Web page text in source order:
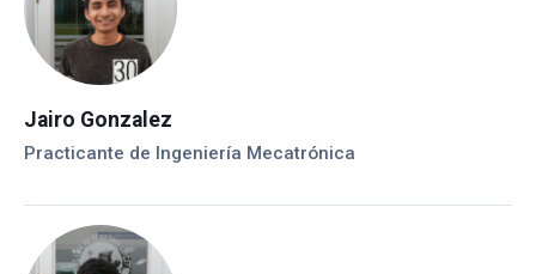
Jairo Gonzalez
Practicante de Ingeniería Mecatrónica